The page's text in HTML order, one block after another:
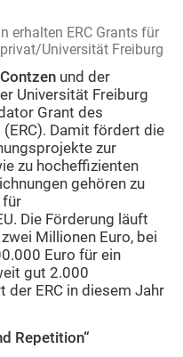
erhalten ERC Grants für
Universität Freiburg
und der
Universität Freiburg
Grant des
Damit fördert die
zur
zu hocheffizienten
gehören zu
für
Die Förderung läuft
Millionen Euro, bei
Euro für ein
gut 2.000
ERC in diesem Jahr
Repetition“